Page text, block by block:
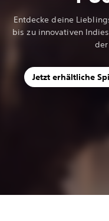
Entdecke deine
bis zu innovativen
Jetzt erhältliche